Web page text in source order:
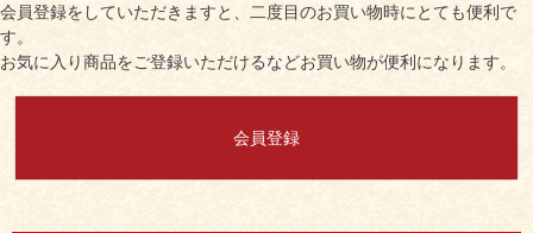
食べ方レシピ
シャルキュトリー
コーンスープ
目録ギフト
会員登録をしていただきますと、二度目のお買い物時にとても便利で
す。
お気に入り商品をご登録いただけるなどお買い物が便利になります。
会員登録